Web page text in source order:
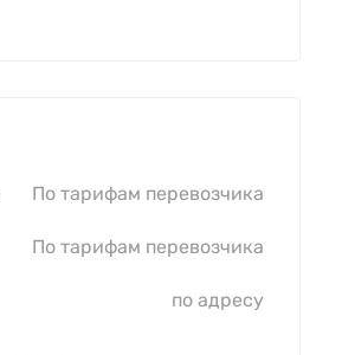
По тарифам перевозчика
По тарифам перевозчика
по адресу